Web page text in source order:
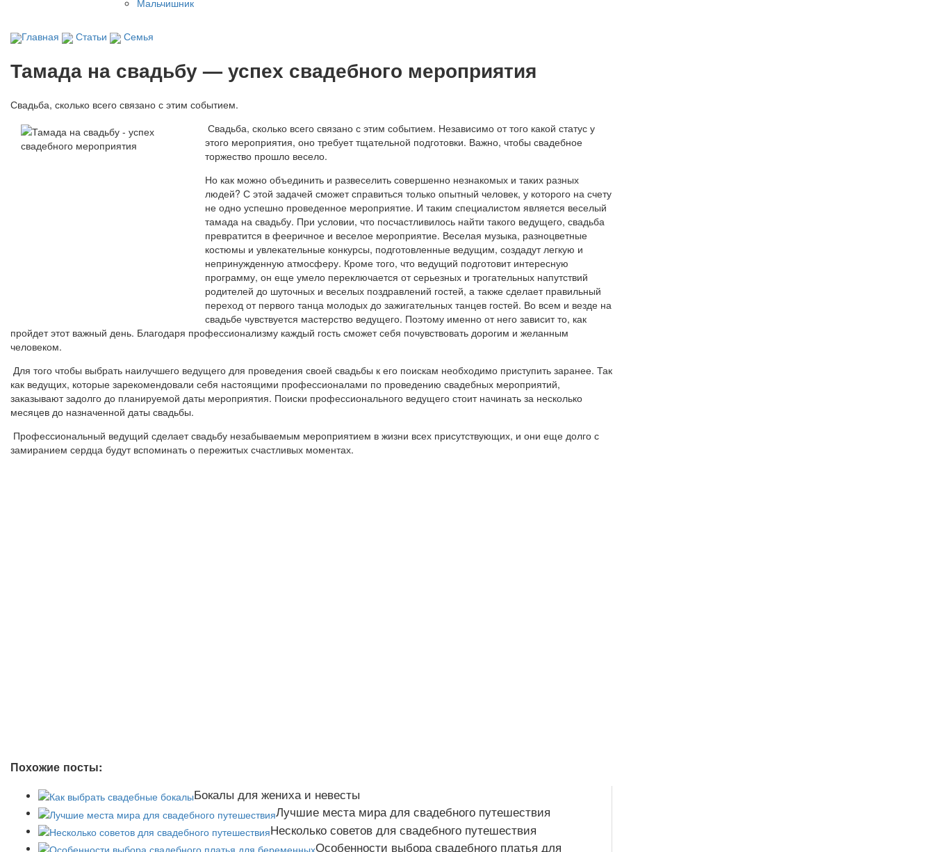
Мальчишник
Главная Статьи Семья
Тамада на свадьбу — успех свадебного мероприятия
Свадьба, сколько всего связано с этим событием.
Свадьба, сколько всего связано с этим событием. Независимо от того какой статус у
этого мероприятия, оно требует тщательной подготовки. Важно, чтобы свадебное
торжество прошло весело.
Но как можно объединить и развеселить совершенно незнакомых и таких разных
людей? С этой задачей сможет справиться только опытный человек, у которого на счету
не одно успешно проведенное мероприятие. И таким специалистом является веселый
тамада на свадьбу. При условии, что посчастливилось найти такого ведущего, свадьба
превратится в фееричное и веселое мероприятие. Веселая музыка, разноцветные
костюмы и увлекательные конкурсы, подготовленные ведущим, создадут легкую и
непринужденную атмосферу. Кроме того, что ведущий подготовит интересную
программу, он еще умело переключается от серьезных и трогательных напутствий
родителей до шуточных и веселых поздравлений гостей, а также сделает правильный
переход от первого танца молодых до зажигательных танцев гостей. Во всем и везде на
свадьбе чувствуется мастерство ведущего. Поэтому именно от него зависит то, как
пройдет этот важный день. Благодаря профессионализму каждый гость сможет себя почувствовать дорогим и желанным
человеком.
Для того чтобы выбрать наилучшего ведущего для проведения своей свадьбы к его поискам необходимо приступить заранее. Так
как ведущих, которые зарекомендовали себя настоящими профессионалами по проведению свадебных мероприятий,
заказывают задолго до планируемой даты мероприятия. Поиски профессионального ведущего стоит начинать за несколько
месяцев до назначенной даты свадьбы.
Профессиональный ведущий сделает свадьбу незабываемым мероприятием в жизни всех присутствующих, и они еще долго с
замиранием сердца будут вспоминать о пережитых счастливых моментах.
Похожие посты:
Бокалы для жениха и невесты
Лучшие места мира для свадебного путешествия
Несколько советов для свадебного путешествия
Особенности выбора свадебного платья для